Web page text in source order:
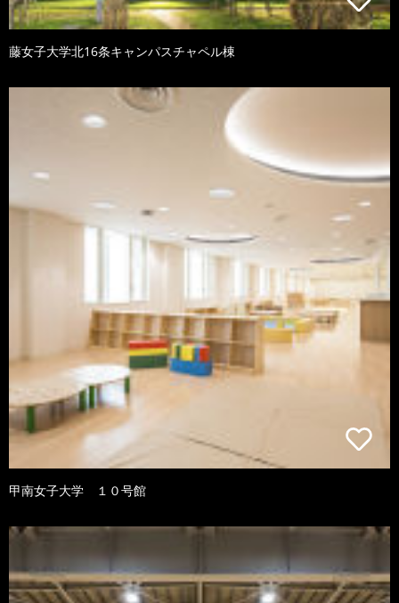
藤女子大学北16条キャンパスチャペル棟
甲南女子大学 １０号館